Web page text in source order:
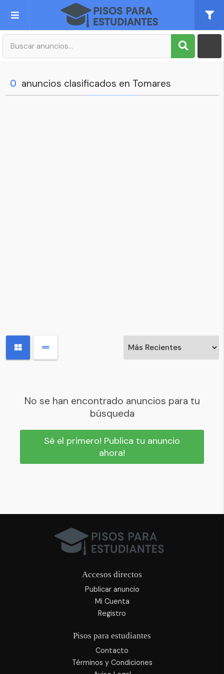
Publica tu Anuncio
0 anuncios clasificados en Tomares
No se han encontrado anuncios para tu
búsqueda
Sé el primero! Publica tu anuncio
ahora!
Accesos directos
Publicar anuncio
Mi Cuenta
Registro
Pisos para estudiantes
Contacto
Términos y Condiciones